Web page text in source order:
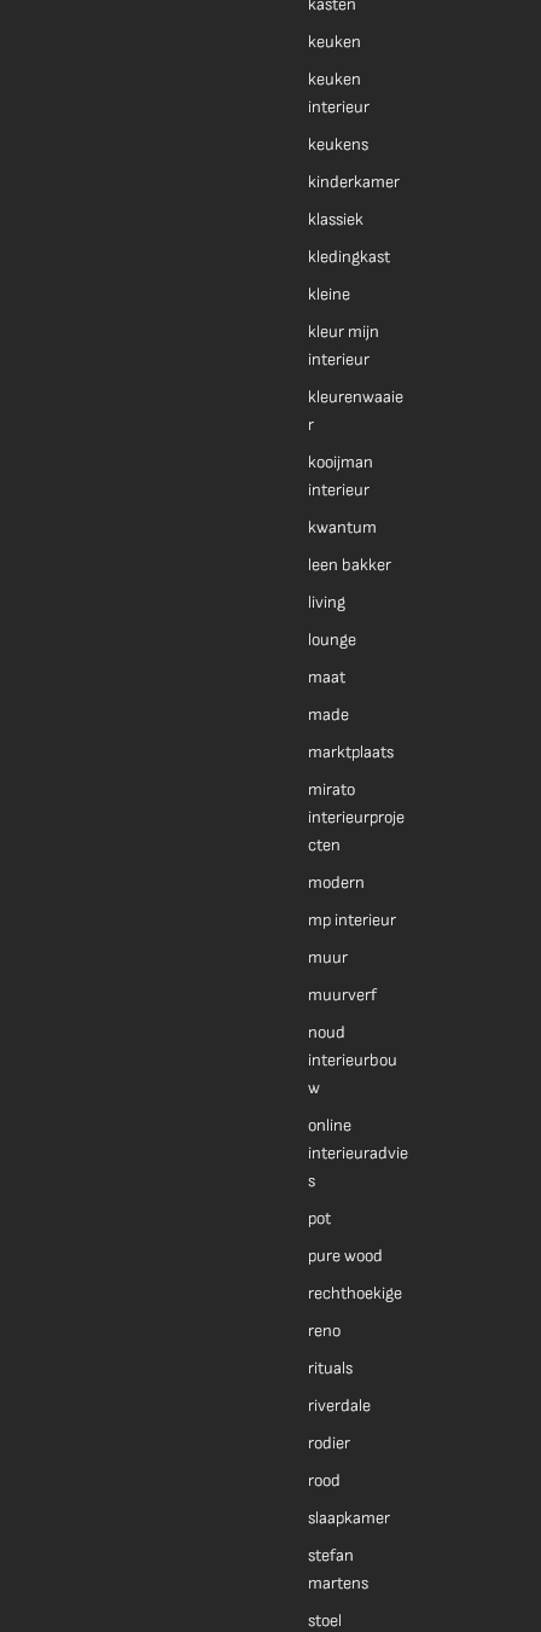
kasten
keuken
keuken
interieur
keukens
kinderkamer
klassiek
kledingkast
kleine
kleur mijn
interieur
kleurenwaaie
r
kooijman
interieur
kwantum
leen bakker
living
lounge
maat
made
marktplaats
mirato
interieurproje
cten
modern
mp interieur
muur
muurverf
noud
interieurbou
w
online
interieuradvie
s
pot
pure wood
rechthoekige
reno
rituals
riverdale
rodier
rood
slaapkamer
stefan
martens
stoel